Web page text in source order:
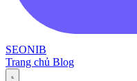
SEONIB
Trang chủ Blog